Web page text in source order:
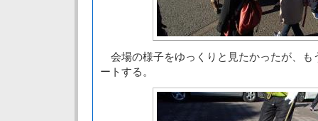
会場の様子をゆっくりと見たかったが、も
ートする。